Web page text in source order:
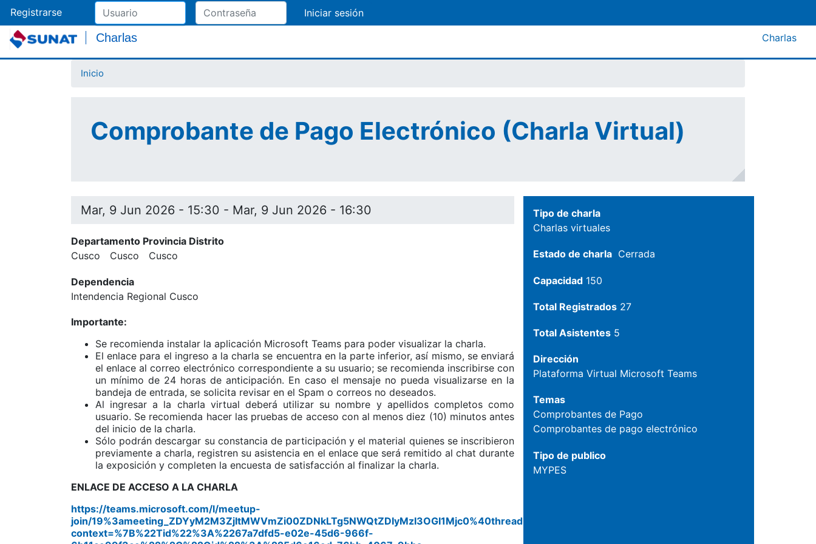
al
Registrarse
Charlas Charlas
Inicio
Comprobante de Pago Electrónico (Charla Virtual)
Mar, 9 Jun 2026 - 15:30 - Mar, 9 Jun 2026 - 16:30
Departamento Provincia Distrito
Cusco
Cusco Cusco
Dependencia
Intendencia Regional Cusco
Importante:
Se recomienda instalar la aplicación Microsoft Teams para poder visualizar la charla.
El enlace para el ingreso a la charla se encuentra en la parte inferior, así mismo, se enviará
el enlace al correo electrónico correspondiente a su usuario; se recomienda inscribirse con
un mínimo de 24 horas de anticipación. En caso el mensaje no pueda visualizarse en la
bandeja de entrada, se solicita revisar en el Spam o correos no deseados.
Al ingresar a la charla virtual deberá utilizar su nombre y apellidos completos como
usuario. Se recomienda hacer las pruebas de acceso con al menos diez (10) minutos antes
del inicio de la charla.
Sólo podrán descargar su constancia de participación y el material quienes se inscribieron
previamente a charla, registren su asistencia en el enlace que será remitido al chat durante
la exposición y completen la encuesta de satisfacción al finalizar la charla.
ENLACE DE ACCESO A LA CHARLA
https://teams.microsoft.com/l/meetup-
join/19%3ameeting_ZDYyM2M3ZjItMWVmZi00ZDNkLTg5NWQtZDIyMzI3OGI1Mjc0%40thread.v2/0?
context=%7B%22Tid%22%3A%2267a7dfd5-e02e-45d6-966f-
Tipo de charla
Charlas virtuales
Estado de charla Cerrada
Capacidad 150
Total Registrados 27
Total Asistentes 5
Dirección
Plataforma Virtual Microsoft Teams
Temas
Comprobantes de Pago
Comprobantes de pago electrónico
Tipo de publico
MYPES